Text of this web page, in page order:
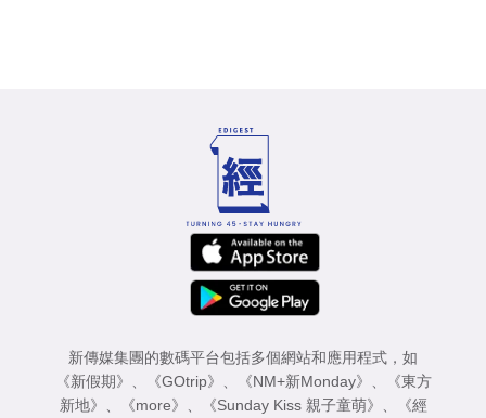
新傳媒集團的數碼平台包括多個網站和應用程式，如
《新假期》
《GOtrip》 《NM+新Monday》
《東方
新地》
《more》 《Sunday Kiss 親子童萌》
《經